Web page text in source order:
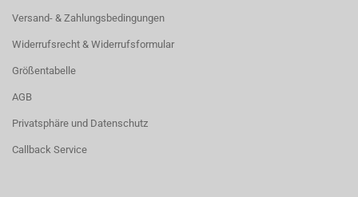
Versand- & Zahlungsbedingungen
Widerrufsrecht & Widerrufsformular
Größentabelle
AGB
Privatsphäre und Datenschutz
Callback Service